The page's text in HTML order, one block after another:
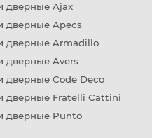
дверные Ajax
дверные Apecs
дверные Armadillo
дверные Avers
дверные Code Deco
дверные Fratelli Cattini
дверные Punto